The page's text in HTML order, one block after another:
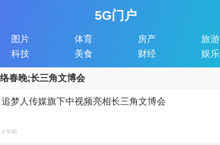
5G门户
图片 体育 房产 旅游
科技 美食 财经 娱乐
春晚;长三角文博会
追梦人传媒旗下中视频亮相长三角文博会
3 年前